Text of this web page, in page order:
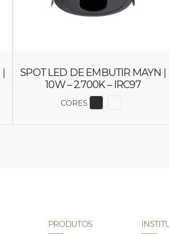
|
6509
SPOT LED DE EMBUTIR MAYN |
10W – 2.700K – IRC97
CORES EXIBIR COR 6511
EXIBIR COR
PRODUTOS